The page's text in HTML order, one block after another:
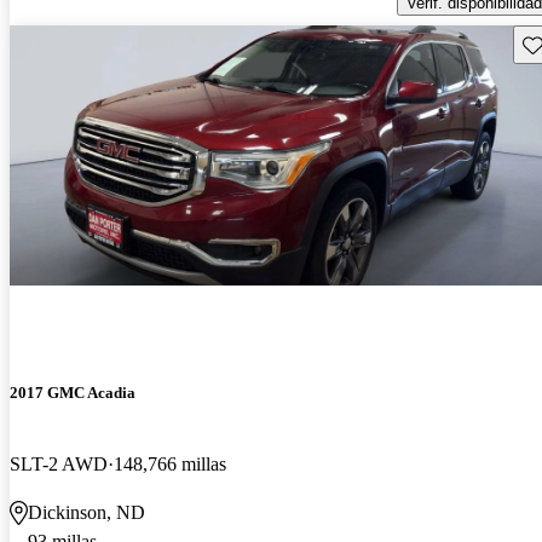
2017 GMC Acadia
SLT-2 AWD 148,766 millas
Dickinson, ND